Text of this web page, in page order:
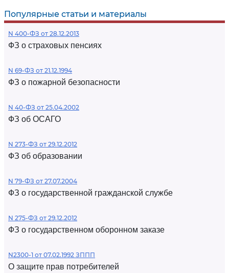
Популярные статьи и материалы
N 400-ФЗ от 28.12.2013
ФЗ о страховых пенсиях
N 69-ФЗ от 21.12.1994
ФЗ о пожарной безопасности
N 40-ФЗ от 25.04.2002
ФЗ об ОСАГО
N 273-ФЗ от 29.12.2012
ФЗ об образовании
N 79-ФЗ от 27.07.2004
ФЗ о государственной гражданской службе
N 275-ФЗ от 29.12.2012
ФЗ о государственном оборонном заказе
N2300-1 от 07.02.1992 ЗППП
О защите прав потребителей